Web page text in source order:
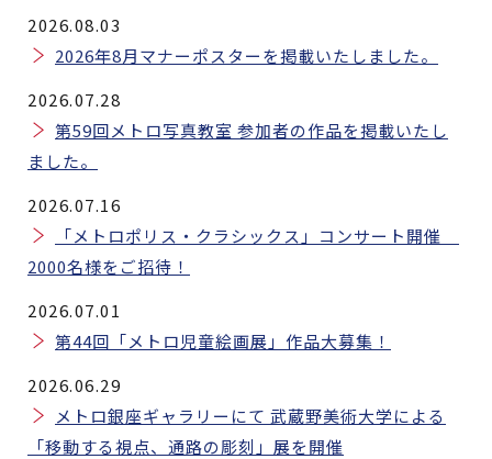
2026.08.03
2026年8月マナーポスターを掲載いたしました。
2026.07.28
第59回メトロ写真教室 参加者の作品を掲載いたし
ました。
2026.07.16
「メトロポリス・クラシックス」コンサート開催
2000名様をご招待！
2026.07.01
第44回「メトロ児童絵画展」作品大募集！
2026.06.29
メトロ銀座ギャラリーにて 武蔵野美術大学による
「移動する視点、通路の彫刻」展を開催